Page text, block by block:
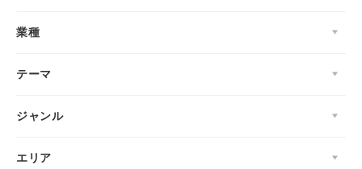
業種
テーマ
ジャンル
エリア